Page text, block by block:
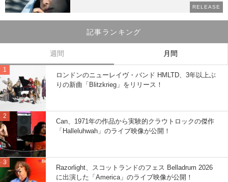
RELEASE
記事ランキング
週間 月間
ロンドンのニューレイヴ・バンド HMLTD、3年以上ぶ
りの新曲「Blitzkrieg」をリリース！
Can、1971年の作品から実験的クラウトロックの傑作
「Halleluhwah」のライブ映像が公開！
Razorlight、スコットランドのフェス Belladrum 2026
に出演した「America」のライブ映像が公開！